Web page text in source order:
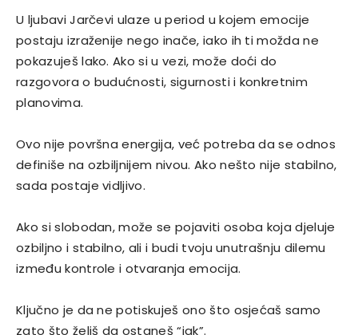
U ljubavi Jarčevi ulaze u period u kojem emocije
postaju izraženije nego inače, iako ih ti možda ne
pokazuješ lako. Ako si u vezi, može doći do
razgovora o budućnosti, sigurnosti i konkretnim
planovima.
Ovo nije površna energija, već potreba da se odnos
definiše na ozbiljnijem nivou. Ako nešto nije stabilno,
sada postaje vidljivo.
Ako si slobodan, može se pojaviti osoba koja djeluje
ozbiljno i stabilno, ali i budi tvoju unutrašnju dilemu
između kontrole i otvaranja emocija.
Ključno je da ne potiskuješ ono što osjećaš samo
zato što želiš da ostaneš “jak”.